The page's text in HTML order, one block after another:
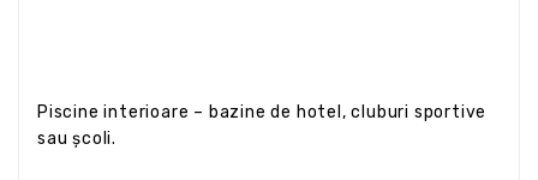
Piscine interioare – bazine de hotel, cluburi sportive
sau școli.